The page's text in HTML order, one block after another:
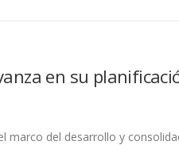
en su
marco del desarrollo y